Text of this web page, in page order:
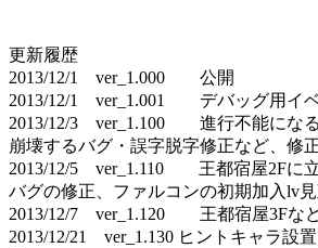
更新履歴
2013/12/1 ver_1.000 公開
2013/12/1 ver_1.001 デバッグ用イ
2013/12/3 ver_1.100 進行不能にな
崩壊するバグ・誤字脱字修正など、修
2013/12/5 ver_1.110 王都宿屋2Fに
バグの修正、ファルコンの初期加入lv見
2013/12/7 ver_1.120 王都宿屋3Fなど
2013/12/21 ver_1.130 ヒントキャラ設